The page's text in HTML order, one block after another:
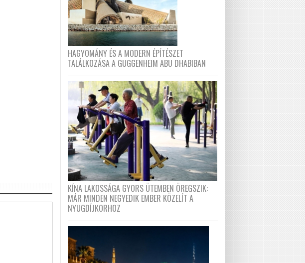
HAGYOMÁNY ÉS A MODERN ÉPÍTÉSZET
TALÁLKOZÁSA A GUGGENHEIM ABU DHABIBAN
KÍNA LAKOSSÁGA GYORS ÜTEMBEN ÖREGSZIK:
MÁR MINDEN NEGYEDIK EMBER KÖZELÍT A
NYUGDÍJKORHOZ